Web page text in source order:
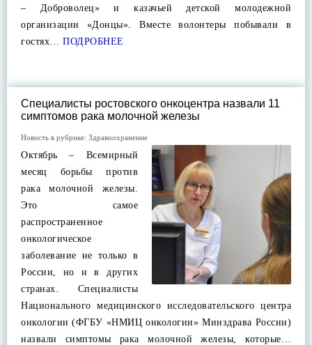
– Доброволец» и казачьей детской молодежной
организации «Донцы». Вместе волонтеры побывали в
гостях… ПОДРОБНЕЕ
Специалисты ростовского онкоцентра назвали 11
симптомов рака молочной железы
Новость в рубрике: Здравоохранение
Октябрь – Всемирный
месяц борьбы против
рака молочной железы.
Это самое
распространенное
онкологическое
заболевание не только в
России, но и в других
странах. Специалисты
Национального медицинского исследовательского центра
онкологии (ФГБУ «НМИЦ онкологии» Минздрава России)
назвали симптомы рака молочной железы, которые…